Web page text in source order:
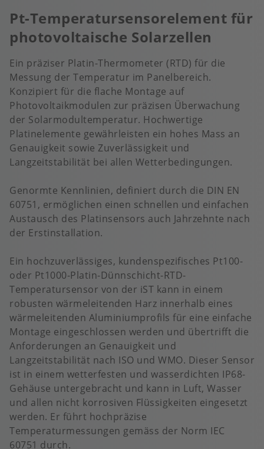
Pt-Temperatursensorelement für
photovoltaische Solarzellen
Ein präziser Platin-Thermometer (RTD) für die
Messung der Temperatur im Panelbereich.
Konzipiert für die flache Montage auf
Photovoltaikmodulen zur präzisen Überwachung
der Solarmodultemperatur. Hochwertige
Platinelemente gewährleisten ein hohes Mass an
Genauigkeit sowie Zuverlässigkeit und
Langzeitstabilität bei allen Wetterbedingungen.
Genormte Kennlinien, definiert durch die DIN EN
60751, ermöglichen einen schnellen und einfachen
Austausch des Platinsensors auch Jahrzehnte nach
der Erstinstallation.
Ein hochzuverlässiges, kundenspezifisches Pt100-
oder Pt1000-Platin-Dünnschicht-RTD-
Temperatursensor von der iST kann in einem
robusten wärmeleitenden Harz innerhalb eines
wärmeleitenden Aluminiumprofils für eine einfache
Montage eingeschlossen werden und übertrifft die
Anforderungen an Genauigkeit und
Langzeitstabilität nach ISO und WMO. Dieser Sensor
ist in einem wetterfesten und wasserdichten IP68-
Gehäuse untergebracht und kann in Luft, Wasser
und allen nicht korrosiven Flüssigkeiten eingesetzt
werden. Er führt hochpräzise
Temperaturmessungen gemäss der Norm IEC
60751 durch.